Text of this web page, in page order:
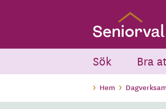
Sök Bra
Hem